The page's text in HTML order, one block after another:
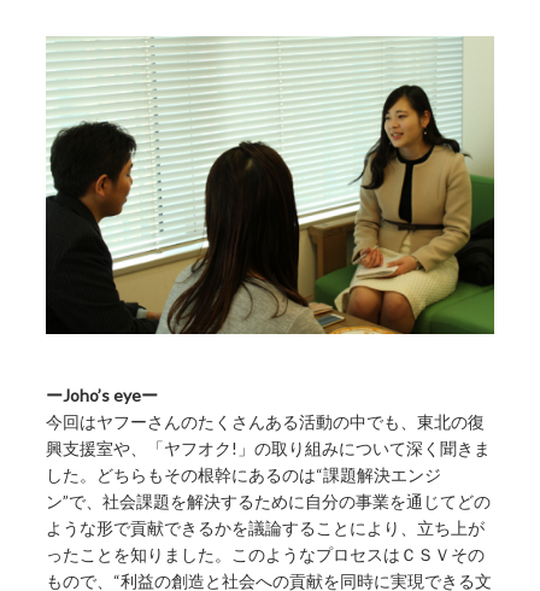
ーJoho’s eyeー
今回はヤフーさんのたくさんある活動の中でも、東北の復
興支援室や、「ヤフオク!」の取り組みについて深く聞きま
した。どちらもその根幹にあるのは“課題解決エンジ
ン”で、社会課題を解決するために自分の事業を通じてどの
ような形で貢献できるかを議論することにより、立ち上が
ったことを知りました。このようなプロセスはＣＳＶその
もので、“利益の創造と社会への貢献を同時に実現できる文